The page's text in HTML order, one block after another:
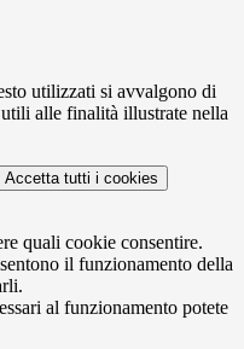
utilizzati si avvalgono di
alle finalità illustrate nella
Accetta tutti i cookies
quali cookie consentire.
il funzionamento della
al funzionamento potete